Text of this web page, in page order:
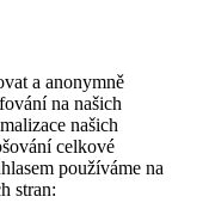
a anonymně
na našich
našich
celkové
používáme na
stran: